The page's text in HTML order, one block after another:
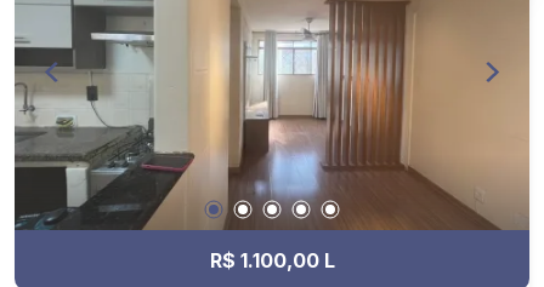
R$ 1.100,00 L